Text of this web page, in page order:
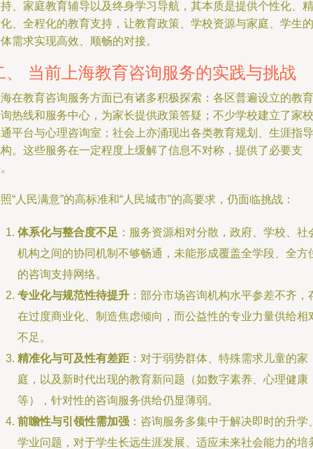
、家庭教育辅导以及终身学习导航，其本质是提供个性化、精
、全程化的教育支持，让教育政策、学校资源与家庭、学生的
需求实现高效、顺畅的对接。
、 当前上海教育咨询服务的实践与挑战
在教育咨询服务方面已有诸多积极探索：各区普遍设立的教育
热线和服务中心，为家长提供政策答疑；不少学校建立了家校
平台与心理咨询室；社会上亦涌现出各类教育规划、生涯指导
。这些服务在一定程度上缓解了信息不对称，提供了必要支
“人民满意”的高标准和“人民城市”的高要求，仍面临挑战：
体系化与整合度不足 ：服务资源相对分散，政府、学校、社
机构之间的协同机制不够畅通，未能形成覆盖全学段、全方
的咨询支持网络。
专业化与规范性待提升 ：部分市场咨询机构水平参差不齐，
在过度商业化、制造焦虑倾向，而公益性的专业力量供给相
不足。
精准化与可及性有差距 ：对于弱势群体、特殊需求儿童的家
庭，以及新时代出现的教育新问题（如数字素养、心理健康
等），针对性的咨询服务供给仍显薄弱。
前瞻性与引领性需加强 ：咨询服务多集中于解决即时的升学
学业问题，对于学生长远生涯发展、适应未来社会能力的培